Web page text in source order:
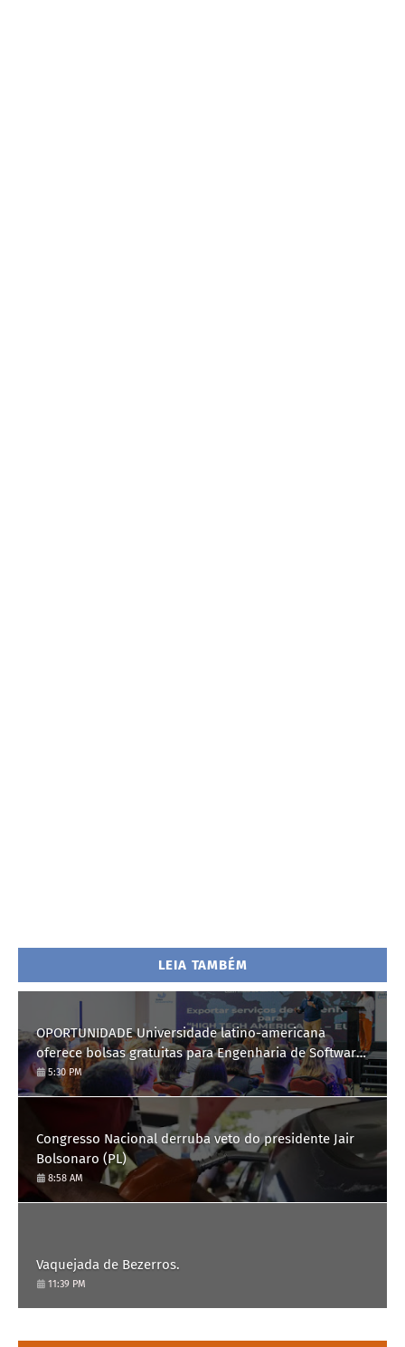
LEIA TAMBÉM
OPORTUNIDADE Universidade latino-americana
oferece bolsas gratuitas para Engenharia de Software;
saiba como se candidatar
5:30 PM
Congresso Nacional derruba veto do presidente Jair
Bolsonaro (PL)
8:58 AM
Vaquejada de Bezerros.
11:39 PM